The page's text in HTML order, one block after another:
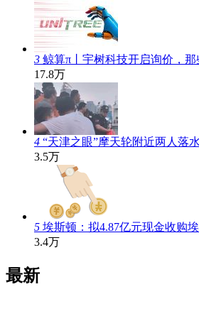
3 鲸算π丨宇树科技开启询价，
17.8万
4 “天津之眼”摩天轮附近两人落
3.5万
5 埃斯顿：拟4.87亿元现金收购
3.4万
最新